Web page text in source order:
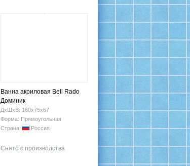
Ванна акриловая Bell Rado
Доминик
ДхШхВ: 160х75х67
Форма: Прямоугольная
Страна:
Россия
Снято с производства